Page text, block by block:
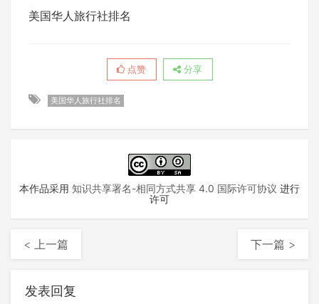
美国华人旅行社排名
点赞 分享
美国华人旅行社排名
本作品采用 知识共享署名-相同方式共享 4.0 国际许可协议 进行
许可
< 上一篇 下一篇 >
发表回复